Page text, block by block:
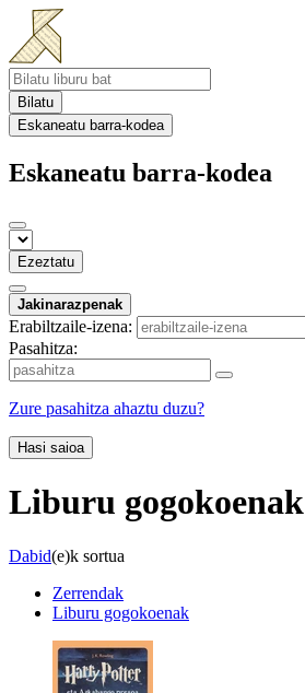
Bilatu
Eskaneatu barra-kodea
Eskaneatu barra-kodea
Ezeztatu
Jakinarazpenak
Erabiltzaile-izena:
Pasahitza:
Zure pasahitza ahaztu duzu?
Hasi saioa
Liburu gogokoenak
Dabid(e)k sortua
Zerrendak
Liburu gogokoenak